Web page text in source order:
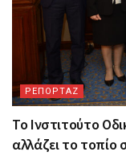
ΡΕΠΟΡΤΑΖ
Το Ινστιτούτο
αλλάζει το τοπίο